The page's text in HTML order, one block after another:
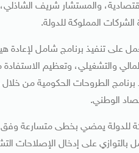
والمستشار شريف
المملوكة للدولة.
على تنفيذ برنامج شامل لإعادة
والتشغيلي، وتعظيم
برنامج الطروحات الحكومية
الوطني.
للدولة يمضي بخطى متسارعة
بالتوازي على إدخال الإصلاحات